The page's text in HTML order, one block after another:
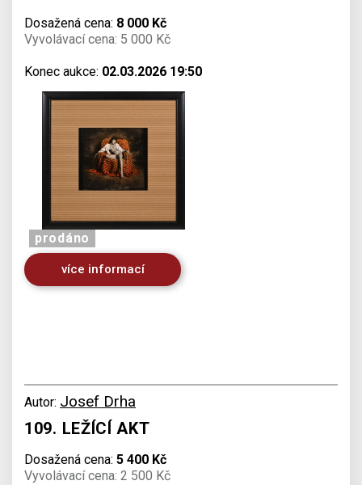
Dosažená cena: 8 000 Kč
Vyvolávací cena: 5 000 Kč
Konec aukce: 02.03.2026 19:50
prodáno
více informací
Autor: Josef Drha
109. LEŽÍCÍ AKT
Dosažená cena: 5 400 Kč
Vyvolávací cena: 2 500 Kč